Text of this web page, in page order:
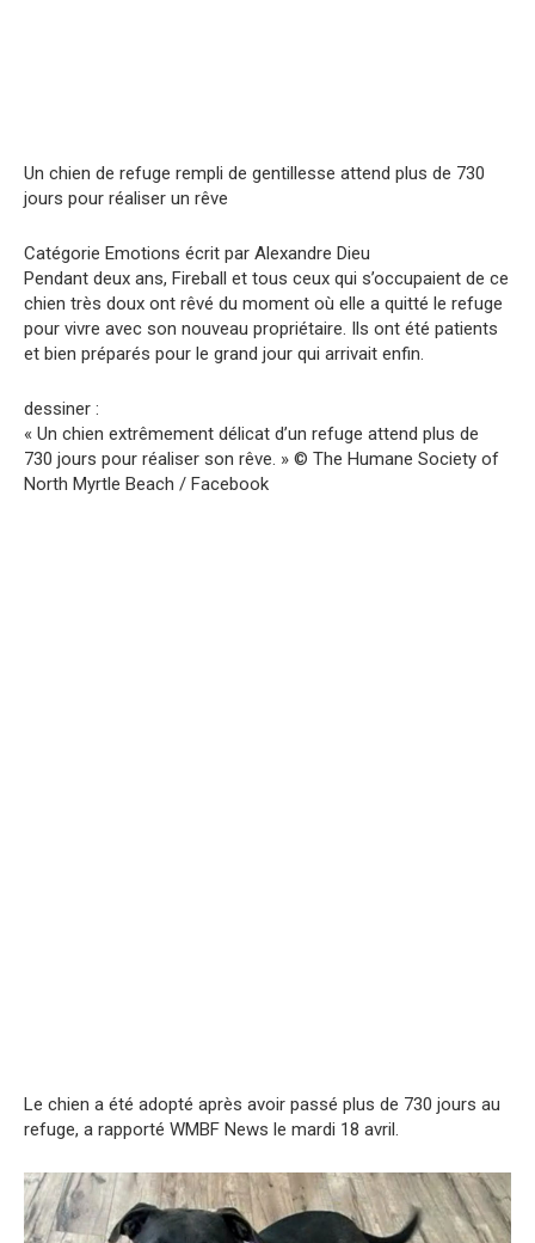
Un chien de refuge rempli de gentillesse attend plus de 730
jours pour réaliser un rêve
Catégorie Emotions écrit par Alexandre Dieu
Pendant deux ans, Fireball et tous ceux qui s’occupaient de ce
chien très doux ont rêvé du moment où elle a quitté le refuge
pour vivre avec son nouveau propriétaire. Ils ont été patients
et bien préparés pour le grand jour qui arrivait enfin.
dessiner :
« Un chien extrêmement délicat d’un refuge attend plus de
730 jours pour réaliser son rêve. » © The Humane Society of
North Myrtle Beach / Facebook
Le chien a été adopté après avoir passé plus de 730 jours au
refuge, a rapporté WMBF News le mardi 18 avril.